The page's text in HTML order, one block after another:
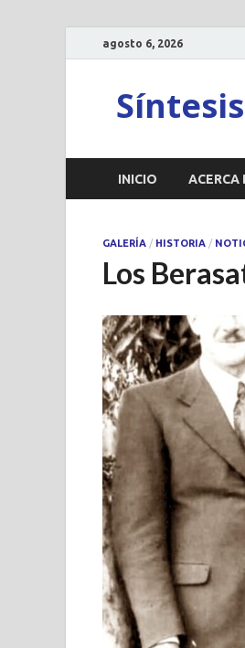
agosto 6, 2026
INICIO ACERCA
GALERÍA / HISTORIA /
Los